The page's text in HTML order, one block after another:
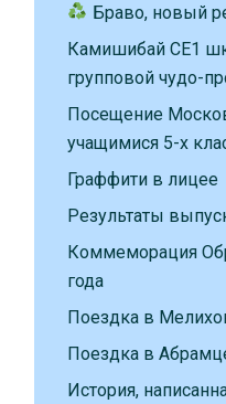
Браво, новый
Камишибай CE1
групповой чудо-
Посещение
учащимися 5-х
Граффити в лицее
Результаты
Коммеморация
года
Поездка в
Поездка в
История,